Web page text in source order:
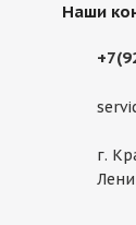
Наши
г.